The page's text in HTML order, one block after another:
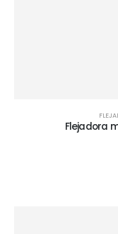
Flejadora